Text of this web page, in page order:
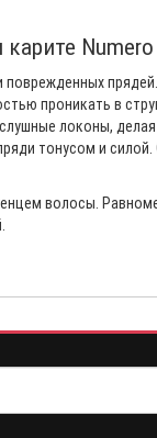
проникать в
локоны,
тонусом и силой.
волосы.